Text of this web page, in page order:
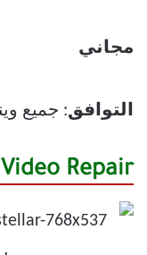
مجاني
التوافق: جميع
Repair